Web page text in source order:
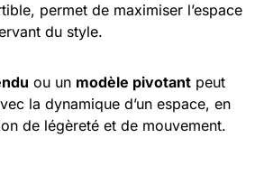
permet de maximiser l’espace
du style.
ou un modèle pivotant peut
la dynamique d’un espace, en
de légèreté et de mouvement.